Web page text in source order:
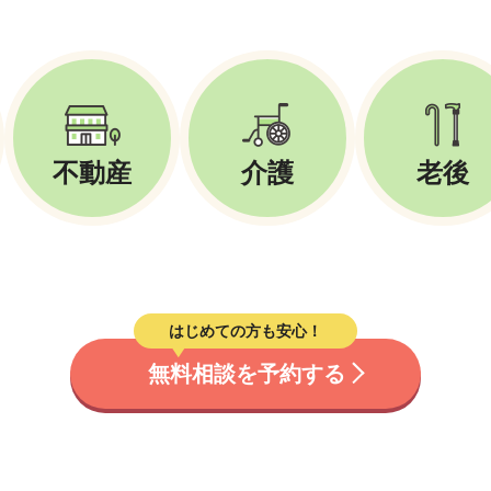
不動産 介護 老後
はじめての方も安心！
無料相談を予約する